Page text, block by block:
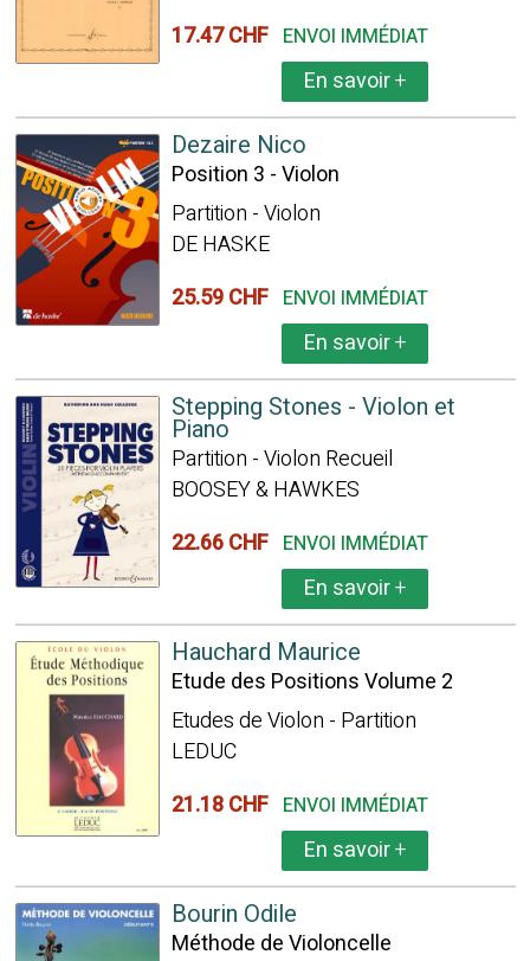
17.47 CHF ENVOI IMMÉDIAT
En savoir+
Dezaire Nico
Position 3 - Violon
Partition - Violon
DE HASKE
25.59 CHF ENVOI IMMÉDIAT
En savoir+
Stepping Stones - Violon et
Piano
Partition - Violon Recueil
BOOSEY & HAWKES
22.66 CHF ENVOI IMMÉDIAT
En savoir+
Hauchard Maurice
Etude des Positions Volume 2
Etudes de Violon - Partition
LEDUC
21.18 CHF ENVOI IMMÉDIAT
En savoir+
Bourin Odile
Méthode de Violoncelle